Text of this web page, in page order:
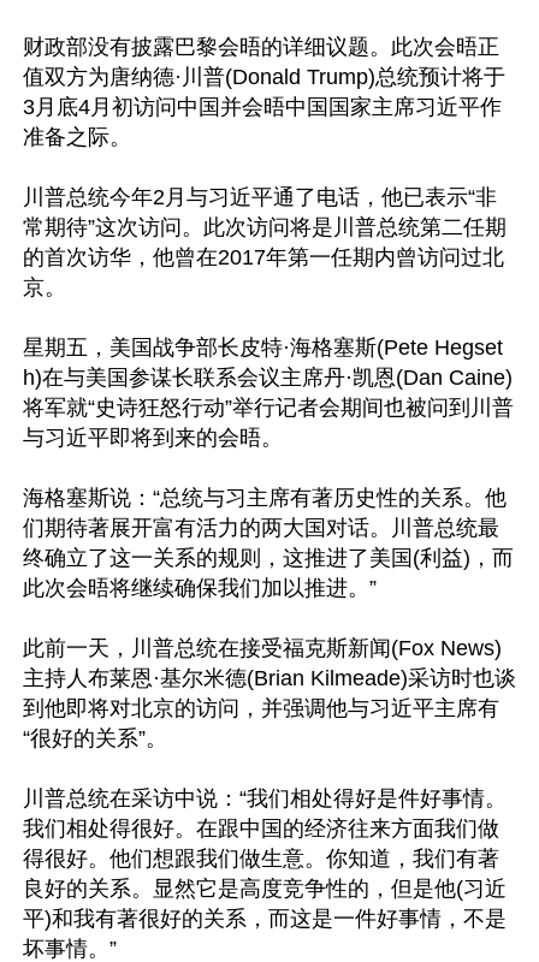
财政部没有披露巴黎会晤的详细议题。此次会晤正
值双方为唐纳德·川普(Donald Trump)总统预计将于
3月底4月初访问中国并会晤中国国家主席习近平作
准备之际。
川普总统今年2月与习近平通了电话，他已表示“非
常期待”这次访问。此次访问将是川普总统第二任期
的首次访华，他曾在2017年第一任期内曾访问过北
京。
星期五，美国战争部长皮特·海格塞斯(Pete Hegset
h)在与美国参谋长联系会议主席丹·凯恩(Dan Caine)
将军就“史诗狂怒行动”举行记者会期间也被问到川普
与习近平即将到来的会晤。
海格塞斯说：“总统与习主席有著历史性的关系。他
们期待著展开富有活力的两大国对话。川普总统最
终确立了这一关系的规则，这推进了美国(利益)，而
此次会晤将继续确保我们加以推进。”
此前一天，川普总统在接受福克斯新闻(Fox News)
主持人布莱恩·基尔米德(Brian Kilmeade)采访时也谈
到他即将对北京的访问，并强调他与习近平主席有
“很好的关系”。
川普总统在采访中说：“我们相处得好是件好事情。
我们相处得很好。在跟中国的经济往来方面我们做
得很好。他们想跟我们做生意。你知道，我们有著
良好的关系。显然它是高度竞争性的，但是他(习近
平)和我有著很好的关系，而这是一件好事情，不是
坏事情。”